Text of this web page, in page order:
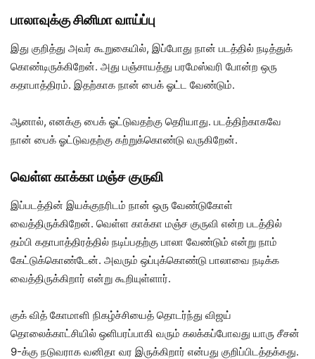
பாலாவுக்கு சினிமா வாய்ப்பு
இது குறித்து அவர் கூறுகையில், இப்போது நான் படத்தில் நடித்துக்
கொண்டிருக்கிறேன். அது பஞ்சாயத்து பரமேஸ்வரி போன்ற ஒரு
கதாபாத்திரம். இதற்காக நான் பைக் ஓட்ட வேண்டும்.
ஆனால், எனக்கு பைக் ஓட்டுவதற்கு தெரியாது. படத்திற்காகவே
நான் பைக் ஓட்டுவதற்கு கற்றுக்கொண்டு வருகிறேன்.
வெள்ள காக்கா மஞ்ச குருவி
இப்படத்தின் இயக்குநரிடம் நான் ஒரு வேண்டுகோள்
வைத்திருக்கிறேன். வெள்ள காக்கா மஞ்ச குருவி என்ற படத்தில்
தம்பி கதாபாத்திரத்தில் நடிப்பதற்கு பாலா வேண்டும் என்று நாம்
கேட்டுக்கொண்டேன். அவரும் ஒப்புக்கொண்டு பாலாவை நடிக்க
வைத்திருக்கிறார் என்று கூறியுள்ளார்.
குக் வித் கோமாளி நிகழ்ச்சியைத் தொடர்ந்து விஜய்
தொலைக்காட்சியில் ஒளிபரப்பாகி வரும் கலக்கப்போவது யாரு சீசன்
9-க்கு நடுவராக வனிதா வர இருக்கிறார் என்பது குறிப்பிடத்தக்கது.